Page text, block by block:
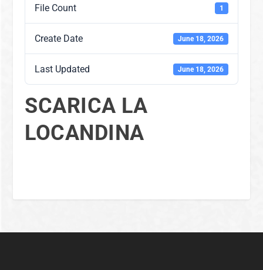
File Count 1
Create Date June 18, 2026
Last Updated June 18, 2026
SCARICA LA
LOCANDINA